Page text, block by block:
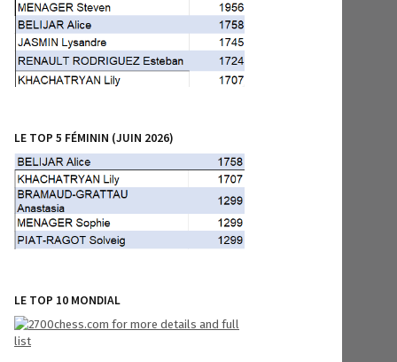
LE TOP 5 FÉMININ (JUIN 2026)
LE TOP 10 MONDIAL